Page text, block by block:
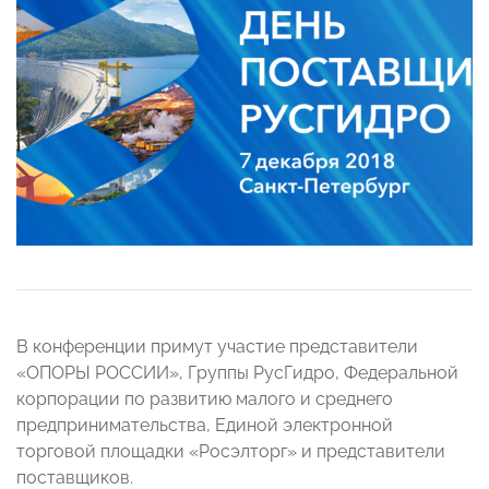
В конференции примут участие представители
«ОПОРЫ РОССИИ», Группы РусГидро, Федеральной
корпорации по развитию малого и среднего
предпринимательства, Единой электронной
торговой площадки «Росэлторг» и представители
поставщиков.